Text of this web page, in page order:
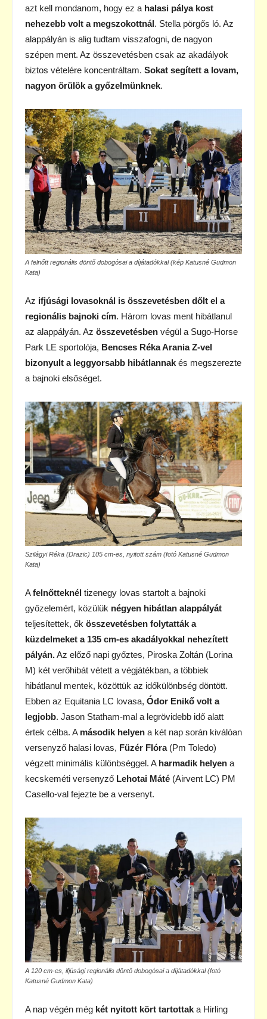
azt kell mondanom, hogy ez a halasi pálya kost
nehezebb volt a megszokottnál. Stella pörgős ló. Az
alappályán is alig tudtam visszafogni, de nagyon
szépen ment. Az összevetésben csak az akadályok
biztos vételére koncentráltam. Sokat segített a lovam,
nagyon örülök a győzelmünknek.
A felnőtt regionális döntő dobogósai a díjátadókkal (kép Katusné Gudmon
Kata)
Az ifjúsági lovasoknál is összevetésben dőlt el a
regionális bajnoki cím. Három lovas ment hibátlanul
az alappályán. Az összevetésben végül a Sugo-Horse
Park LE sportolója, Bencses Réka Arania Z-vel
bizonyult a leggyorsabb hibátlannak és megszerezte
a bajnoki elsőséget.
Szilágyi Réka (Drazic) 105 cm-es, nyitott szám (fotó Katusné Gudmon
Kata)
Afelnőtteknél tizenegy lovas startolt a bajnoki
győzelemért, közülük négyen hibátlan alappályát
teljesítettek, ők összevetésben folytatták a
küzdelmeket a 135 cm-es akadályokkal nehezített
pályán.Az előző napi győztes, Piroska Zoltán (Lorina
M) két verőhibát vétett a végjátékban, a többiek
hibátlanul mentek, közöttük az időkülönbség döntött.
Ebben az Equitania LC lovasa, Ódor Enikő volt a
legjobb. Jason Statham-mal a legrövidebb idő alatt
értek célba. A második helyen a két nap során kiválóan
versenyző halasi lovas, Füzér Flóra(Pm Toledo)
végzett minimális különbséggel. A harmadik helyen a
kecskeméti versenyző Lehotai Máté (Airvent LC) PM
Casello-val fejezte be a versenyt.
A 120 cm-es, ifjúsági regionális döntő dobogósai a díjátadókkal (fotó
Katusné Gudmon Kata)
A nap végén még két nyitott kört tartottak a Hirling